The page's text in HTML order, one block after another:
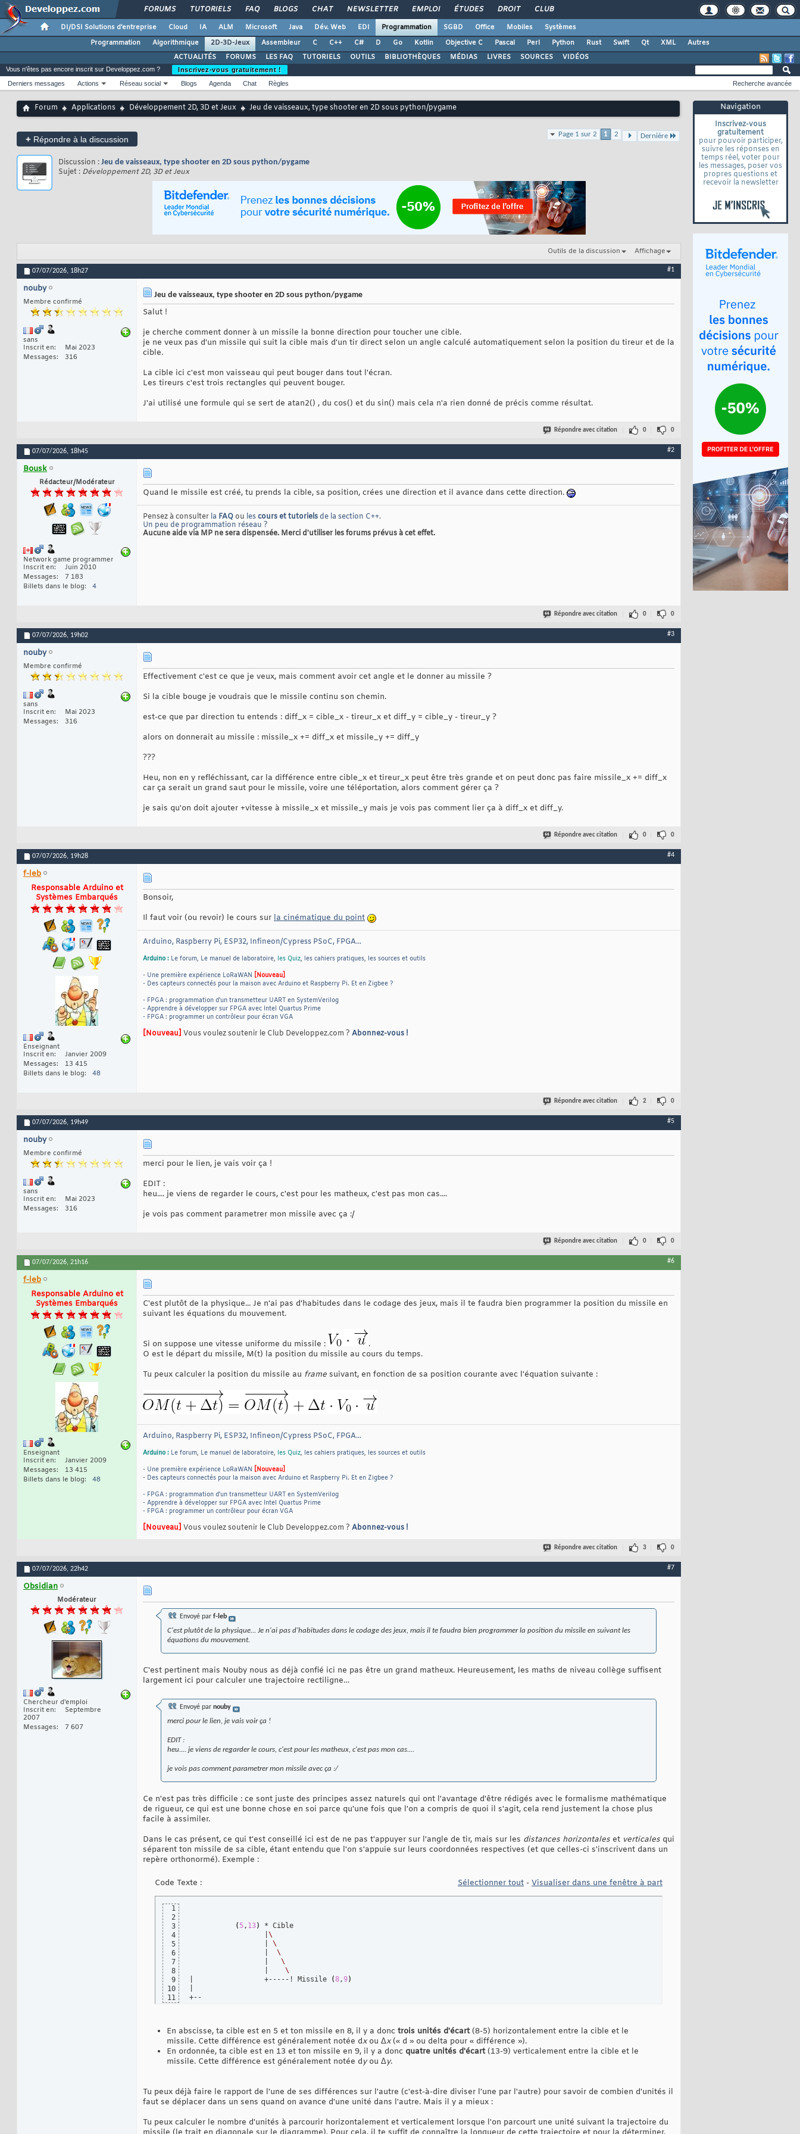
FORUMS TUTORIELS FAQ BLOGS CHAT NEWSLETTER EMPLOI ÉTUDES DROIT CLUB
DI/DSI Solutions d'entreprise Cloud IA ALM Microsoft Java Dév. Web EDI Programmation SGBD Office Mobiles
Systèmes
Programmation
Algorithmique 2D-3D-Jeux Assembleur C C++ C# D Go Kotlin Objective C Pascal Perl Python Rust Swift Qt XML
Autres
ACTUALITÉS
FORUMS LES FAQ TUTORIELS OUTILS BIBLIOTHÈQUES MÉDIAS LIVRES SOURCES VIDÉOS
Navigation
Inscrivez-vous
gratuitement
pour pouvoir participer,
suivre les réponses en
temps réel, voter pour
les messages, poser vos
propres questions et
recevoir la newsletter
Vous n'êtes pas encore inscrit sur Developpez.com ?
Inscrivez-vous gratuitement !
Derniers messages
Actions Réseau social Blogs Agenda Chat Règles Recherche avancée
Forum Applications Développement 2D, 3D et Jeux Jeu de vaisseaux, type shooter en 2D sous python/pygame
+ Répondre à la discussion
Page 1 sur 2 1 2 Dernière
Discussion : Jeu de vaisseaux, type shooter en 2D sous python/pygame
Sujet : Développement 2D, 3D et Jeux
Outils de la discussion Affichage
07/07/2026, 18h27 #1
nouby
Membre confirmé
sans
Inscrit en
Mai 2023
Messages
316
Jeu de vaisseaux, type shooter en 2D sous python/pygame
Salut !
je cherche comment donner à un missile la bonne direction pour toucher une cible.
je ne veux pas d'un missile qui suit la cible mais d'un tir direct selon un angle calculé automatiquement selon la position du tireur et de la
cible.
La cible ici c'est mon vaisseau qui peut bouger dans tout l'écran.
Les tireurs c'est trois rectangles qui peuvent bouger.
J'ai utilisé une formule qui se sert de atan2() , du cos() et du sin() mais cela n'a rien donné de précis comme résultat.
Répondre avec citation 0 0
07/07/2026, 18h45 #2
Bousk
Rédacteur/Modérateur
Network game programmer
Inscrit en
Juin 2010
Messages
7 183
Billets dans le blog
4
Quand le missile est créé, tu prends la cible, sa position, crées une direction et il avance dans cette direction.
Pensez à consulter la FAQ ou lescours et tutoriels de la section C++.
Un peu de programmation réseau ?
Aucune aide via MP ne sera dispensée. Merci d'utiliser les forums prévus à cet effet.
Répondre avec citation 0 0
07/07/2026, 19h02 #3
nouby
Membre confirmé
sans
Inscrit en
Mai 2023
Messages
316
Effectivement c'est ce que je veux, mais comment avoir cet angle et le donner au missile ?
Si la cible bouge je voudrais que le missile continu son chemin.
est-ce que par direction tu entends : diff_x = cible_x - tireur_x et diff_y = cible_y - tireur_y ?
alors on donnerait au missile : missile_x += diff_x et missile_y += diff_y
???
Heu, non en y refléchissant, car la différence entre cible_x et tireur_x peut être très grande et on peut donc pas faire missile_x += diff_x
car ça serait un grand saut pour le missile, voire une téléportation, alors comment gérer ça ?
je sais qu'on doit ajouter +vitesse à missile_x et missile_y mais je vois pas comment lier ça à diff_x et diff_y.
Répondre avec citation 0 0
07/07/2026, 19h28 #4
f-leb
Responsable Arduino et
Systèmes Embarqués
Enseignant
Inscrit en
Janvier 2009
Messages
13 415
Billets dans le blog
48
Bonsoir,
Il faut voir (ou revoir) le cours sur la cinématique du point
Arduino, Raspberry Pi, ESP32, Infineon/Cypress PSoC, FPGA...
Arduino : Le forum, Le manuel de laboratoire, les Quiz, les cahiers pratiques, les sources et outils
- Une première expérience LoRaWAN [Nouveau]
- Des capteurs connectés pour la maison avec Arduino et Raspberry Pi. Et en Zigbee ?
- FPGA : programmation d'un transmetteur UART en SystemVerilog
- Apprendre à développer sur FPGA avec Intel Quartus Prime
- FPGA : programmer un contrôleur pour écran VGA
[Nouveau] Vous voulez soutenir le Club Developpez.com ? Abonnez-vous !
Répondre avec citation 2 0
07/07/2026, 19h49 #5
nouby
Membre confirmé
sans
Inscrit en
Mai 2023
Messages
316
merci pour le lien, je vais voir ça !
EDIT :
heu.... je viens de regarder le cours, c'est pour les matheux, c'est pas mon cas....
je vois pas comment parametrer mon missile avec ça :/
Répondre avec citation 0 0
07/07/2026, 21h16 #6
f-leb
Responsable Arduino et
Systèmes Embarqués
Enseignant
Inscrit en
Janvier 2009
Messages
13 415
Billets dans le blog
48
C'est plutôt de la physique... Je n'ai pas d'habitudes dans le codage des jeux, mais il te faudra bien programmer la position du missile en
suivant les équations du mouvement.
Si on suppose une vitesse uniforme du missile :
.
O est le départ du missile, M(t) la position du missile au cours du temps.
Tu peux calculer la position du missile au frame suivant, en fonction de sa position courante avec l'équation suivante :
Arduino, Raspberry Pi, ESP32, Infineon/Cypress PSoC, FPGA...
Arduino : Le forum, Le manuel de laboratoire, les Quiz, les cahiers pratiques, les sources et outils
- Une première expérience LoRaWAN [Nouveau]
- Des capteurs connectés pour la maison avec Arduino et Raspberry Pi. Et en Zigbee ?
- FPGA : programmation d'un transmetteur UART en SystemVerilog
- Apprendre à développer sur FPGA avec Intel Quartus Prime
- FPGA : programmer un contrôleur pour écran VGA
[Nouveau] Vous voulez soutenir le Club Developpez.com ? Abonnez-vous !
Répondre avec citation 3 0
07/07/2026, 22h42 #7
Obsidian
Modérateur
Chercheur d'emploi
Inscrit en
Septembre
2007
Messages
7 607
Envoyé par f-leb
C'est plutôt de la physique... Je n'ai pas d'habitudes dans le codage des jeux, mais il te faudra bien programmer la position du missile en suivant les
équations du mouvement.
C'est pertinent mais Nouby nous as déjà confié ici ne pas être un grand matheux. Heureusement, les maths de niveau collège suffisent
largement ici pour calculer une trajectoire rectiligne…
Envoyé par nouby
merci pour le lien, je vais voir ça !
EDIT :
heu.... je viens de regarder le cours, c'est pour les matheux, c'est pas mon cas....
je vois pas comment parametrer mon missile avec ça :/
Ce n'est pas très difficile : ce sont juste des principes assez naturels qui ont l'avantage d'être rédigés avec le formalisme mathématique
de rigueur, ce qui est une bonne chose en soi parce qu'une fois que l'on a compris de quoi il s'agit, cela rend justement la chose plus
facile à assimiler.
Dans le cas présent, ce qui t'est conseillé ici est de ne pas t'appuyer sur l'angle de tir, mais sur les distances horizontales et verticales qui
séparent ton missile de sa cible, étant entendu que l'on s'appuie sur leurs coordonnées respectives (et que celles-ci s'inscrivent dans un
repère orthonormé). Exemple :
Code Texte : Sélectionner tout - Visualiser dans une fenêtre à part
1
2
3
4
5
6
7
8
9
10
11
( 5, 13)
* Cible
|                 +-----! Missile
(8,9)
+--
En abscisse, ta cible est en 5 et ton missile en 8, il y a donc trois unités d'écart(8-5) horizontalement entre la cible et le
missile. Cette différence est généralement notée dxou Δx(« d » ou delta pour « différence »).
En ordonnée, ta cible est en 13 et ton missile en 9, il y a donc quatre unités d'écart(13-9) verticalement entre la cible et le
missile. Cette différence est généralement notée dyou Δy.
Tu peux déjà faire le rapport de l'une de ses différences sur l'autre (c'est-à-dire diviser l'une par l'autre) pour savoir de combien d'unités il
faut se déplacer dans un sens quand on avance d'une unité dans l'autre. Mais il y a mieux :
Tu peux calculer le nombre d'unités à parcourir horizontalement et verticalement lorsque l'on parcourt une unité suivant la trajectoire du